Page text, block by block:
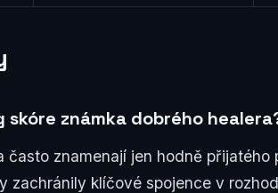
skóre známka dobrého
často znamenají jen hodně
zachránily klíčové spojence v